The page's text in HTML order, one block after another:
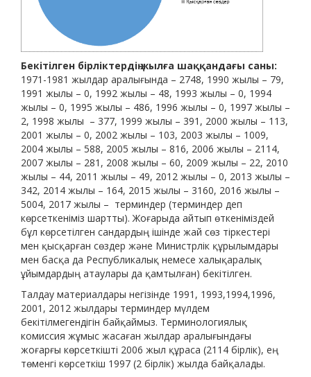
Бекітілген бірліктердің жылға шаққандағы саны:
1971-1981 жылдар аралығында – 2748, 1990 жылы – 79,
1991 жылы – 0, 1992 жылы – 48, 1993 жылы – 0, 1994
жылы – 0, 1995 жылы – 486, 1996 жылы – 0, 1997 жылы –
2, 1998 жылы – 377, 1999 жылы – 391, 2000 жылы – 113,
2001 жылы – 0, 2002 жылы – 103, 2003 жылы – 1009,
2004 жылы – 588, 2005 жылы – 816, 2006 жылы – 2114,
2007 жылы – 281, 2008 жылы – 60, 2009 жылы – 22, 2010
жылы – 44, 2011 жылы – 49, 2012 жылы – 0, 2013 жылы –
342, 2014 жылы – 164, 2015 жылы – 3160, 2016 жылы –
5004, 2017 жылы – терминдер (терминдер деп
көрсеткеніміз шартты). Жоғарыда айтып өткеніміздей
бұл көрсетілген сандардың ішінде жай сөз тіркестері
мен қысқарған сөздер және Министрлік құрылымдары
мен басқа да Республикалық немесе халықаралық
ұйымдардың атаулары да қамтылған) бекітілген.
Талдау материалдары негізінде 1991, 1993,1994,1996,
2001, 2012 жылдары терминдер мүлдем
бекітілмегендігін байқаймыз. Терминологиялық
комиссия жұмыс жасаған жылдар аралығындағы
жоғарғы көрсеткішті 2006 жыл құраса (2114 бірлік), ең
төменгі көрсеткіш 1997 (2 бірлік) жылда байқалады.